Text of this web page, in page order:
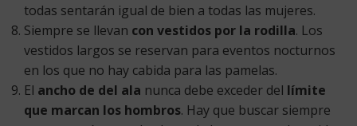
todas sentarán igual de bien a todas las mujeres.
Siempre se llevan con vestidos por la rodilla. Los
vestidos largos se reservan para eventos nocturnos
en los que no hay cabida para las pamelas.
El ancho de del ala nunca debe exceder del límite
que marcan los hombros. Hay que buscar siempre